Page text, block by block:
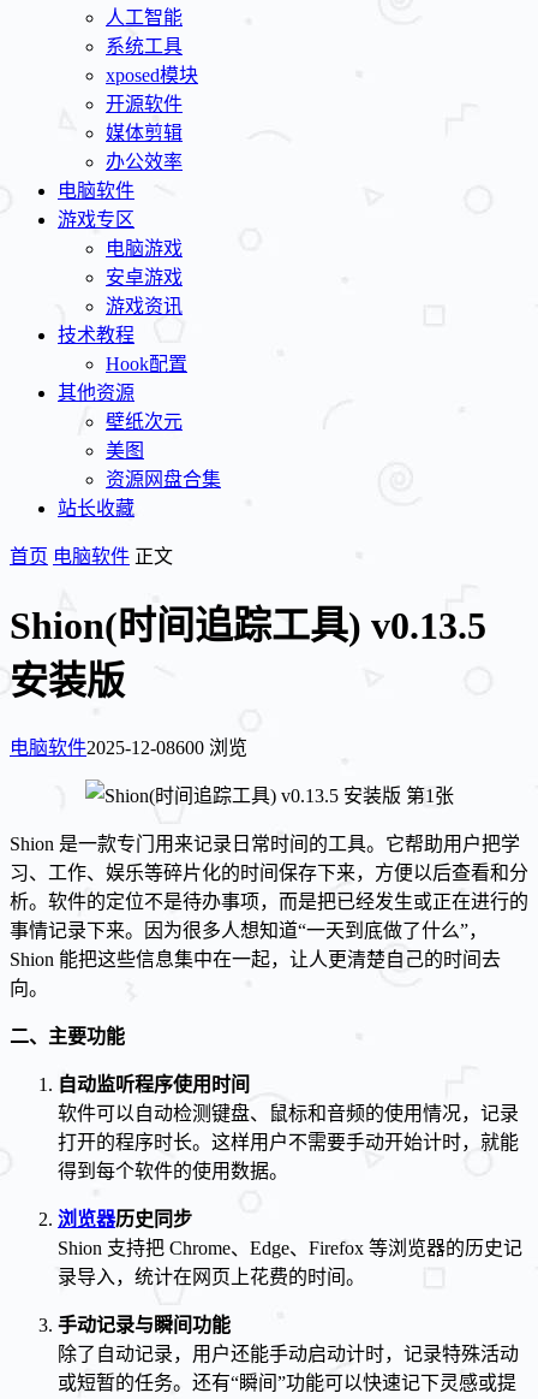
人工智能
系统工具
xposed模块
开源软件
媒体剪辑
办公效率
电脑软件
游戏专区
电脑游戏
安卓游戏
游戏资讯
技术教程
Hook配置
其他资源
壁纸次元
美图
资源网盘合集
站长收藏
首页 电脑软件 正文
Shion(时间追踪工具) v0.13.5
安装版
电脑软件2025-12-08600 浏览
Shion 是一款专门用来记录日常时间的工具。它帮助用户把学
习、工作、娱乐等碎片化的时间保存下来，方便以后查看和分
析。软件的定位不是待办事项，而是把已经发生或正在进行的
事情记录下来。因为很多人想知道“一天到底做了什么”，
Shion 能把这些信息集中在一起，让人更清楚自己的时间去
向。
二、主要功能
自动监听程序使用时间
软件可以自动检测键盘、鼠标和音频的使用情况，记录
打开的程序时长。这样用户不需要手动开始计时，就能
得到每个软件的使用数据。
浏览器历史同步
Shion 支持把 Chrome、Edge、Firefox 等浏览器的历史记
录导入，统计在网页上花费的时间。
手动记录与瞬间功能
除了自动记录，用户还能手动启动计时，记录特殊活动
或短暂的任务。还有“瞬间”功能可以快速记下灵感或提